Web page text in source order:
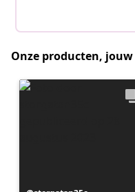
Onze producten,